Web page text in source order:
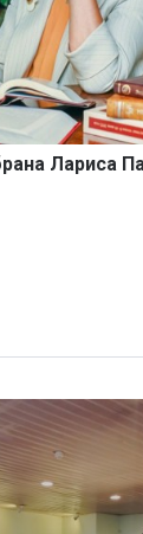
Лариса